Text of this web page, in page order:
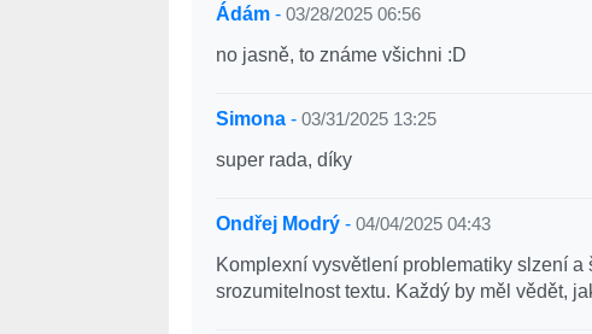
Ádám- 03/28/2025 06:56
no jasně, to známe všichni :D
Simona- 03/31/2025 13:25
super rada, díky
Ondřej Modrý- 04/04/2025 04:43
Komplexní vysvětlení problematiky slzení
srozumitelnost textu. Každý by měl vědět,